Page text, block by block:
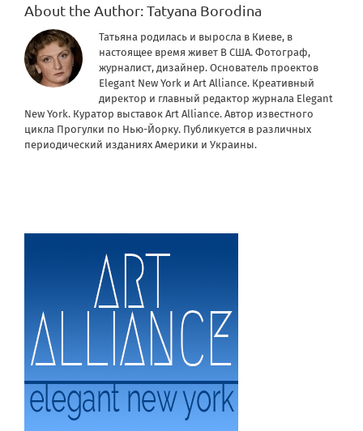
About the Author:Tatyana Borodina
Татьяна родилась и выросла в Киеве, в
настоящее время живет В США. Фотограф,
журналист, дизайнер. Основатель проектов
Elegant New York и Art Alliance. Креативный
директор и главный редактор журнала Elegant
New York. Куратор выставок Art Alliance. Автор известного
цикла Прогулки по Нью-Йорку. Публикуется в различных
периодический изданиях Америки и Украины.